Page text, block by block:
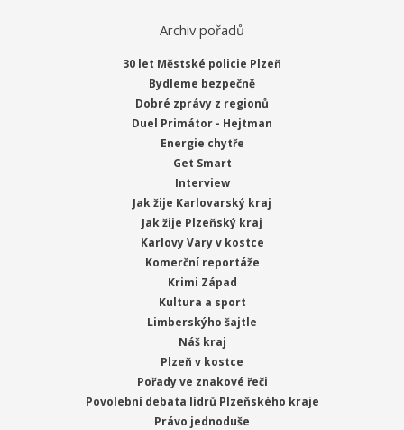
Archiv pořadů
30 let Městské policie Plzeň
Bydleme bezpečně
Dobré zprávy z regionů
Duel Primátor - Hejtman
Energie chytře
Get Smart
Interview
Jak žije Karlovarský kraj
Jak žije Plzeňský kraj
Karlovy Vary v kostce
Komerční reportáže
Krimi Západ
Kultura a sport
Limberskýho šajtle
Náš kraj
Plzeň v kostce
Pořady ve znakové řeči
Povolební debata lídrů Plzeňského kraje
Právo jednoduše